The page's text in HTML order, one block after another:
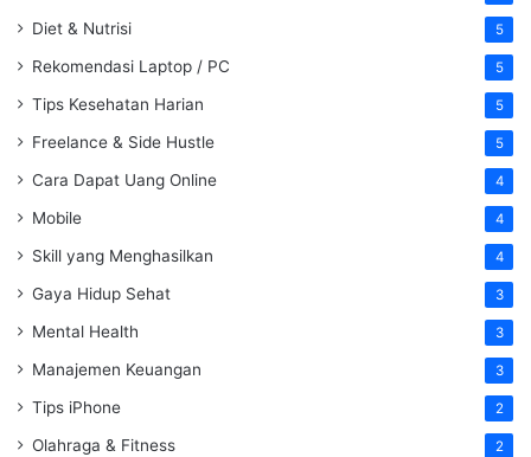
Diet & Nutrisi 5
Rekomendasi Laptop / PC 5
Tips Kesehatan Harian 5
Freelance & Side Hustle 5
Cara Dapat Uang Online 4
Mobile 4
Skill yang Menghasilkan 4
Gaya Hidup Sehat 3
Mental Health 3
Manajemen Keuangan 3
Tips iPhone 2
Olahraga & Fitness 2